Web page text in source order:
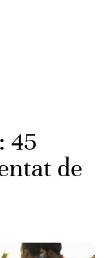
45
de